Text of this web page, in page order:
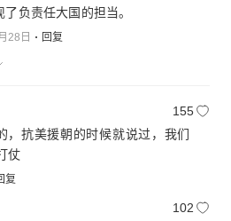
负责任大国的担当。
28日 回复
155
，抗美援朝的时候就说过，我们
仗
复
102